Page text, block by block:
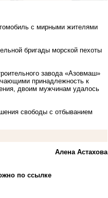
с мирными жителями
бригады морской пехоты
завода «Азовмаш»
принадлежность к
двоим мужчинам удалось
свободы с отбыванием
Алена Астахова
по ссылке